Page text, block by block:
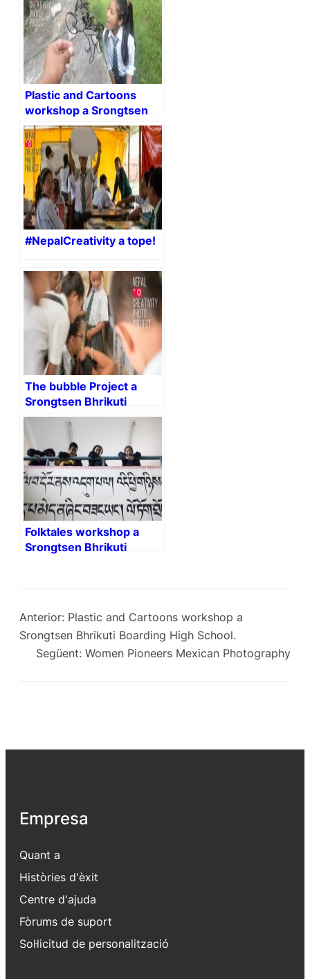
Plastic and Cartoons
workshop a Srongtsen
Bhrikuti Boarding High
School.
#NepalCreativity a tope!
The bubble Project a
Srongtsen Bhrikuti
Boarding High School.
Folktales workshop a
Srongtsen Bhrikuti
Anterior: Plastic and Cartoons workshop a
Srongtsen Bhrikuti Boarding High School.
Següent: Women Pioneers Mexican Photography
Empresa
Quant a
Històries d'èxit
Centre d'ajuda
Fòrums de suport
Sol·licitud de personalització